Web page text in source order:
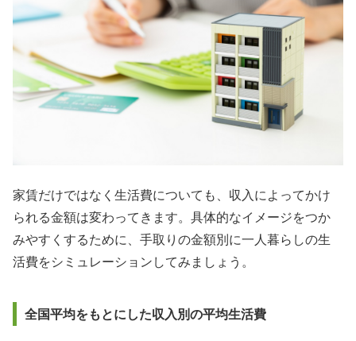
家賃だけではなく生活費についても、収入によってかけ
られる金額は変わってきます。具体的なイメージをつか
みやすくするために、手取りの金額別に一人暮らしの生
活費をシミュレーションしてみましょう。
全国平均をもとにした収入別の平均生活費